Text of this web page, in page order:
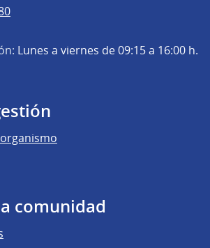
Lunes a viernes de 09:15 a 16:00 h.
comunidad